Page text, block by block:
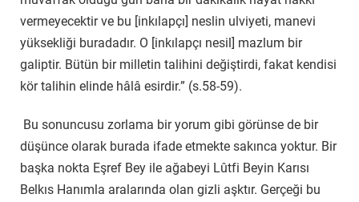
vermeyecektir ve bu [inkılapçı] neslin ulviyeti, manevi
yüksekliği buradadır. O [inkılapçı nesil] mazlum bir
galiptir. Bütün bir milletin talihini değiştirdi, fakat kendisi
kör talihin elinde hâlâ esirdir.” (s.58-59).
Bu sonuncusu zorlama bir yorum gibi görünse de bir
düşünce olarak burada ifade etmekte sakınca yoktur. Bir
başka nokta Eşref Bey ile ağabeyi Lûtfi Beyin Karısı
Belkıs Hanımla aralarında olan gizli aşktır. Gerçeği bu